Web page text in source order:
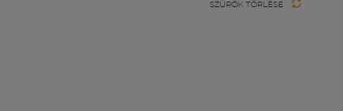
SZŰRŐK TÖRLÉSE